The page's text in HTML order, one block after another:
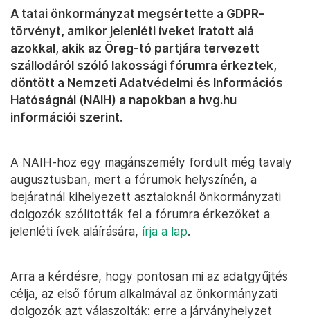
A tatai önkormányzat megsértette a GDPR-
törvényt, amikor jelenléti íveket íratott alá
azokkal, akik az Öreg-tó partjára tervezett
szállodáról szóló lakossági fórumra érkeztek,
döntött a Nemzeti Adatvédelmi és Információs
Hatóságnál (NAIH) a napokban a hvg.hu
információi szerint.
A NAIH-hoz egy magánszemély fordult még tavaly
augusztusban, mert a fórumok helyszínén, a
bejáratnál kihelyezett asztaloknál önkormányzati
dolgozók szólították fel a fórumra érkezőket a
jelenléti ívek aláírására, írja a lap.
Arra a kérdésre, hogy pontosan mi az adatgyűjtés
célja, az első fórum alkalmával az önkormányzati
dolgozók azt válaszolták: erre a járványhelyzet